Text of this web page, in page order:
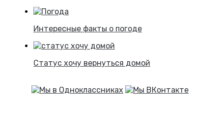
Интересные факты о погоде
Статус хочу вернуться домой